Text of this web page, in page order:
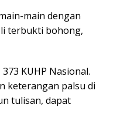
main dengan
terbukti bohong,
KUHP Nasional.
keterangan palsu di
tulisan, dapat